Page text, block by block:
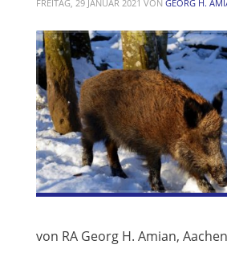
FREITAG, 29 JANUAR 2021 VON GEORG H.
von RA Georg H. Amian, Aachen